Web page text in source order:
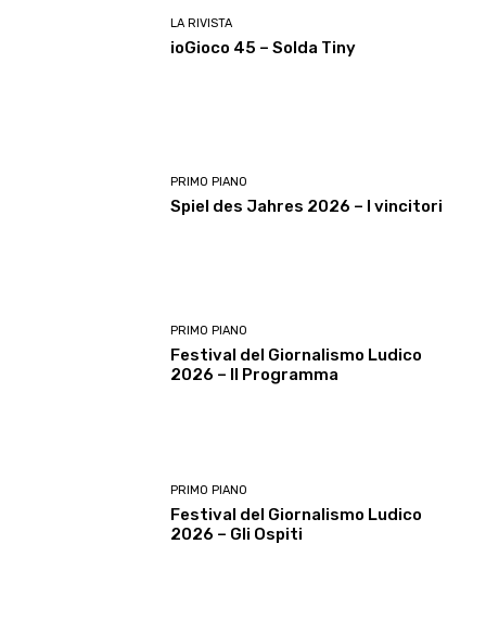
LA RIVISTA
ioGioco 45 – Solda Tiny
PRIMO PIANO
Spiel des Jahres 2026 – I vincitori
PRIMO PIANO
Festival del Giornalismo Ludico
2026 – Il Programma
PRIMO PIANO
Festival del Giornalismo Ludico
2026 – Gli Ospiti